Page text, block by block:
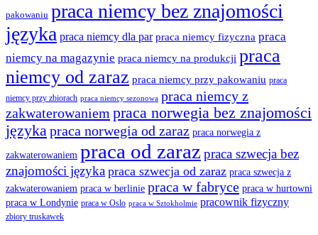
pakowaniu praca niemcy bez znajomości
języka praca niemcy dla par praca niemcy fizyczna praca
niemcy na magazynie praca niemcy na produkcji praca
niemcy od zaraz praca niemcy przy pakowaniu praca
niemcy przy zbiorach praca niemcy sezonowa praca niemcy z
zakwaterowaniem praca norwegia bez znajomości
języka praca norwegia od zaraz praca norwegia z
zakwaterowaniem praca od zaraz praca szwecja bez
znajomości języka praca szwecja od zaraz praca szwecja z
zakwaterowaniem praca w berlinie praca w fabryce praca w hurtowni
praca w Londynie praca w Oslo praca w Sztokholmie pracownik fizyczny
zbiory truskawek